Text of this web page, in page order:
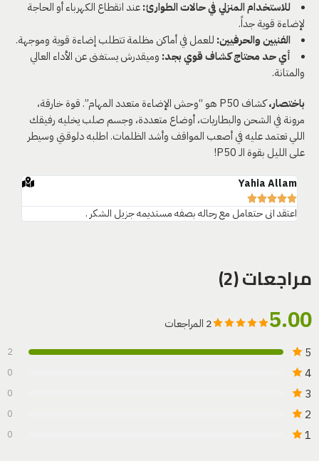
للاستخدام المنزلي في حالات الطوارئ:عند انقطاع الكهرباء أو الحاجة
لإضاءة قوية جداً.
الفنيين والحرفيين: للعمل في أماكن مظلمة تتطلب إضاءة قوية وموجهة.
أي حد محتاج كشاف قوي بجد: وميقدرش يستغنى عن الأداء العالي
والمتانة.
باختصار،
كشاف P50 هو “وحش الإضاءة متعدد المهام”. قوة خارقة،
مرونة في الشحن والبطاريات، أوضاع متعددة، وجسم صلب يخليه رفيقك
اللي تعتمد عليه في أصعب المواقف وأشد الظلمات. اطلبه دلوقتي وسيطر
على الليل بقوة الـ P50!
Yahia Allam





اعتقد انى حتعامل مع رحاله بصفه مستديمه جزيل الشكر .
مراجعات (2)
5.00 2 المراجعات
5
2
4
0
3
0
2
0
1
0